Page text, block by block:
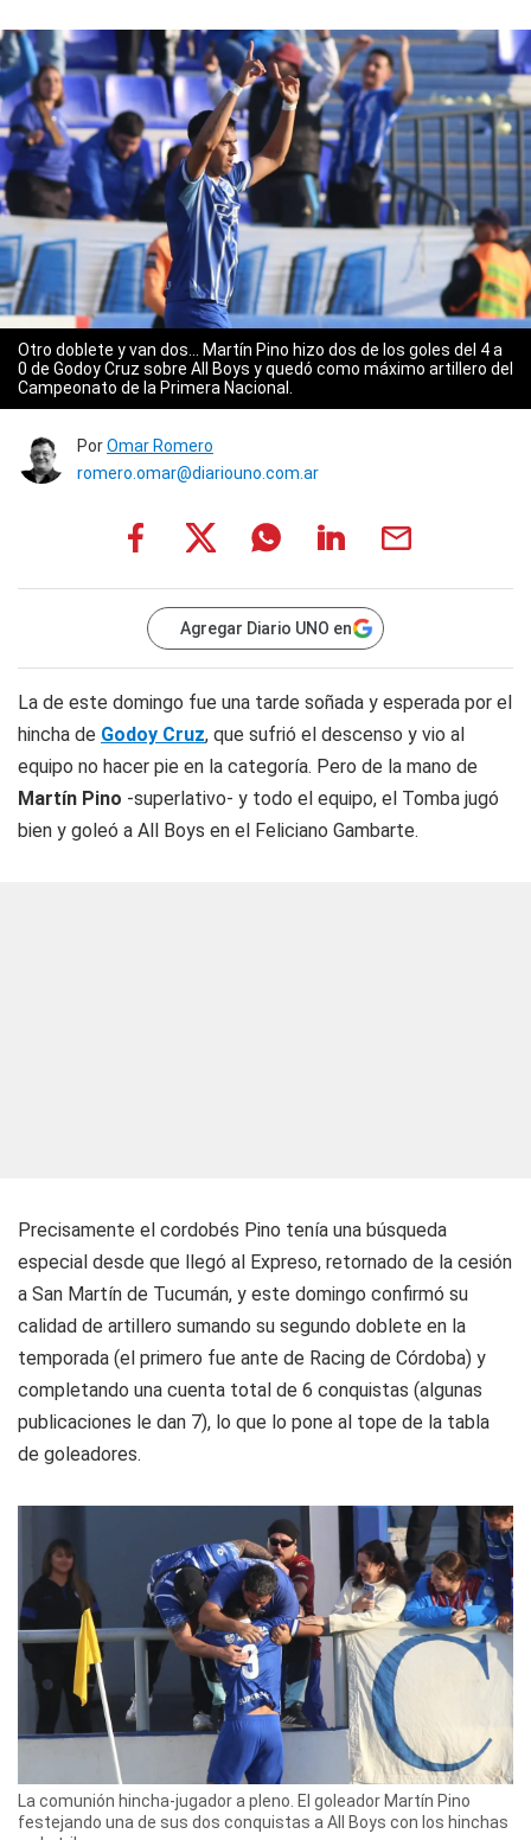
Otro doblete y van dos... Martín Pino hizo dos de los goles del 4 a
0 de Godoy Cruz sobre All Boys y quedó como máximo artillero del
Campeonato de la Primera Nacional.
PorOmar Romero
romero.omar@diariouno.com.ar
Agregar Diario UNO en
La de este domingo fue una tarde soñada y esperada por el
hincha de Godoy Cruz, que sufrió el descenso y vio al
equipo no hacer pie en la categoría. Pero de la mano de
Martín Pino -superlativo- y todo el equipo, el Tomba jugó
bien y goleó a All Boys en el Feliciano Gambarte.
Precisamente el cordobés Pino tenía una búsqueda
especial desde que llegó al Expreso, retornado de la cesión
a San Martín de Tucumán, y este domingo confirmó su
calidad de artillero sumando su segundo doblete en la
temporada (el primero fue ante de Racing de Córdoba) y
completando una cuenta total de 6 conquistas (algunas
publicaciones le dan 7), lo que lo pone al tope de la tabla
de goleadores.
La comunión hincha-jugador a pleno. El goleador Martín Pino
festejando una de sus dos conquistas a All Boys con los hinchas